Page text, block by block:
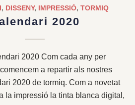
, DISSENY, IMPRESSIÓ,TORMIQ
2020
2020 Com cada any per
a repartir als nostres
2020 de tormiq. Com a novetat
la impressió la tinta blanca digital,